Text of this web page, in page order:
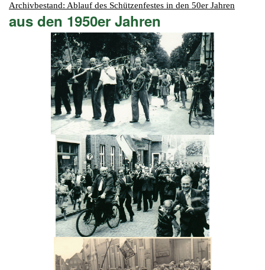
Archivbestand: Ablauf des Schützenfestes in den 50er Jahren
aus den 1950er Jahren